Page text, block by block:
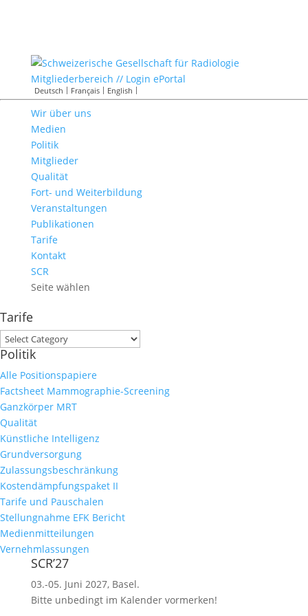
Mitgliederbereich // Login ePortal
Deutsch Français English
Wir über uns
Medien
Politik
Mitglieder
Qualität
Fort- und Weiterbildung
Veranstaltungen
Publikationen
Tarife
Kontakt
SCR
Seite wählen
Tarife
Tarife
Politik
Alle Positionspapiere
Factsheet Mammographie-Screening
Ganzkörper MRT
Qualität
Künstliche Intelligenz
Grundversorgung
Zulassungsbeschränkung
Kostendämpfungspaket II
Tarife und Pauschalen
Stellungnahme EFK Bericht
Medienmitteilungen
Vernehmlassungen
SCR’27
03.-05. Juni 2027, Basel.
Bitte unbedingt im Kalender vormerken!